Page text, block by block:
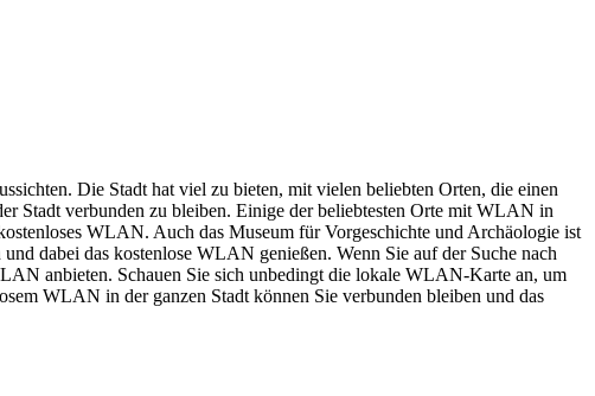
Die Stadt hat viel zu bieten, mit vielen beliebten Orten, die einen
Stadt verbunden zu bleiben. Einige der beliebtesten Orte mit WLAN in
WLAN. Auch das Museum für Vorgeschichte und Archäologie ist
dabei das kostenlose WLAN genießen. Wenn Sie auf der Suche nach
anbieten. Schauen Sie sich unbedingt die lokale WLAN-Karte an, um
WLAN in der ganzen Stadt können Sie verbunden bleiben und das